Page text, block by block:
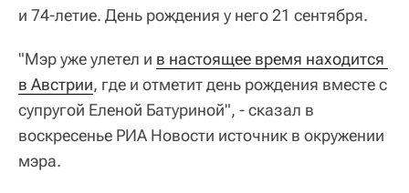
и 74-летие. День рождения у него 21 сентября.
"Мэр уже улетел и в настоящее время находится
в Австрии, где и отметит день рождения вместе с
супругой Еленой Батуриной", - сказал в
воскресенье РИА Новости источник в окружении
мэра.